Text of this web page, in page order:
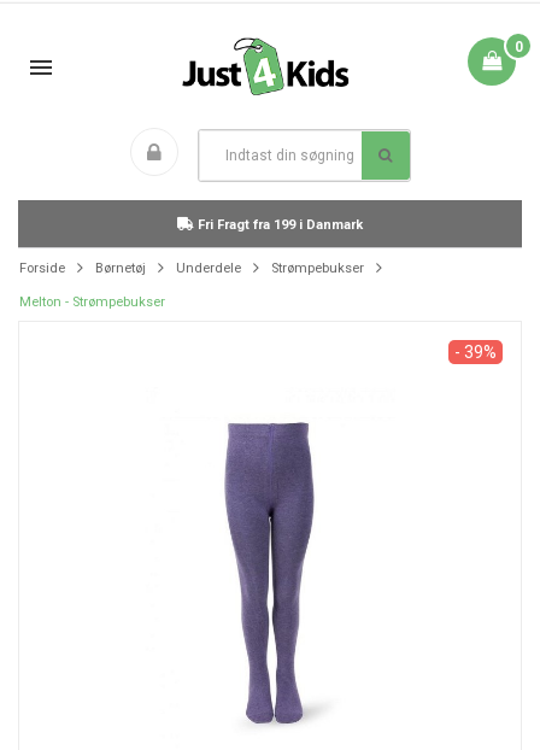
0
Fri Fragt fra 199 i Danmark
Forside Børnetøj Underdele Strømpebukser
Melton - Strømpebukser
- 39%